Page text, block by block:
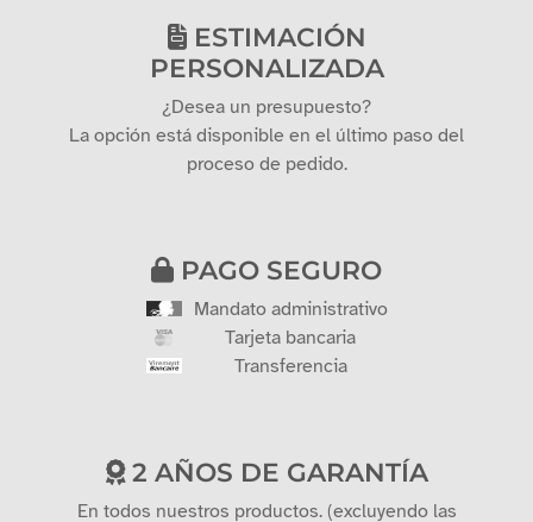
ESTIMACIÓN
PERSONALIZADA
¿Desea un presupuesto?
La opción está disponible en el último paso del
proceso de pedido.
PAGO SEGURO
Mandato administrativo
Tarjeta bancaria
Transferencia
2 AÑOS DE GARANTÍA
En todos nuestros productos. (excluyendo las